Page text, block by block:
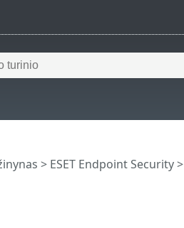
> ESET Endpoint Security>